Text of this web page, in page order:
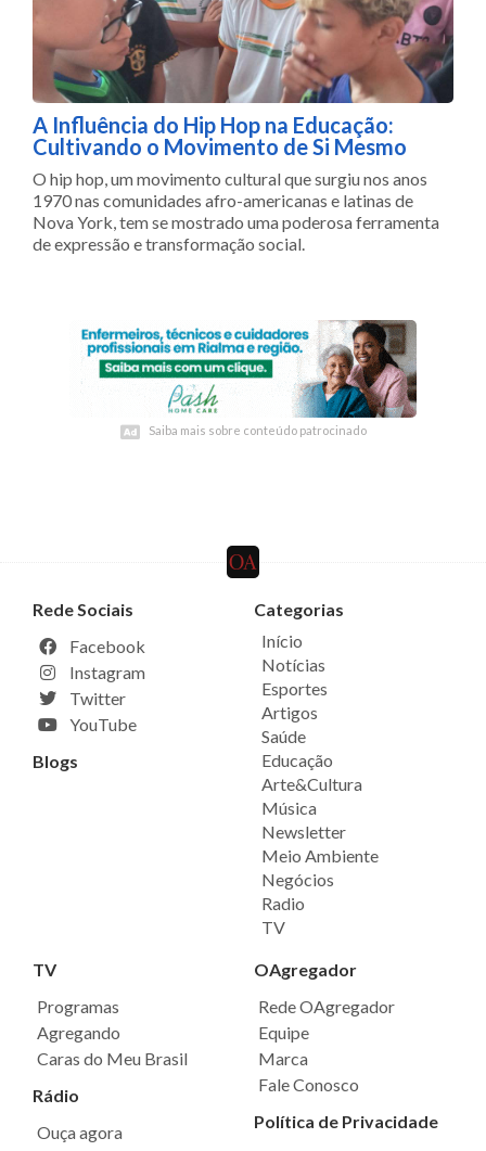
A Influência do Hip Hop na Educação:
Cultivando o Movimento de Si Mesmo
O hip hop, um movimento cultural que surgiu nos anos
1970 nas comunidades afro-americanas e latinas de
Nova York, tem se mostrado uma poderosa ferramenta
de expressão e transformação social.
Saiba mais sobre conteúdo patrocinado
Saiba mais sobre conteúdo patrocinado
Rede Sociais
Facebook
Instagram
Twitter
YouTube
Blogs
Categorias
Início
Notícias
Esportes
Artigos
Saúde
Educação
Arte&Cultura
Música
Newsletter
Meio Ambiente
Negócios
Radio
TV
TV
Programas
Agregando
Caras do Meu Brasil
Rádio
Ouça agora
OAgregador
Rede OAgregador
Equipe
Marca
Fale Conosco
Política de Privacidade